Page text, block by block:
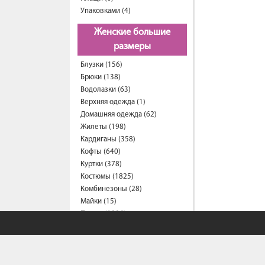
Упаковками (4)
Женские большие
размеры
Блузки (156)
Брюки (138)
Водолазки (63)
Верхняя одежда (1)
Домашняя одежда (62)
Жилеты (198)
Кардиганы (358)
Кофты (640)
Куртки (378)
Костюмы (1825)
Комбинезоны (28)
Майки (15)
Платья (1006)